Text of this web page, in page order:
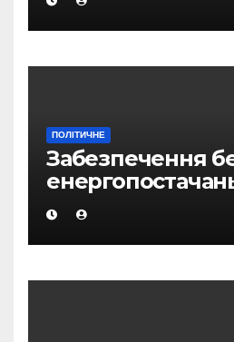
ПОЛІТИЧНЕ
Забезпечення
головних
глобальному
денному –